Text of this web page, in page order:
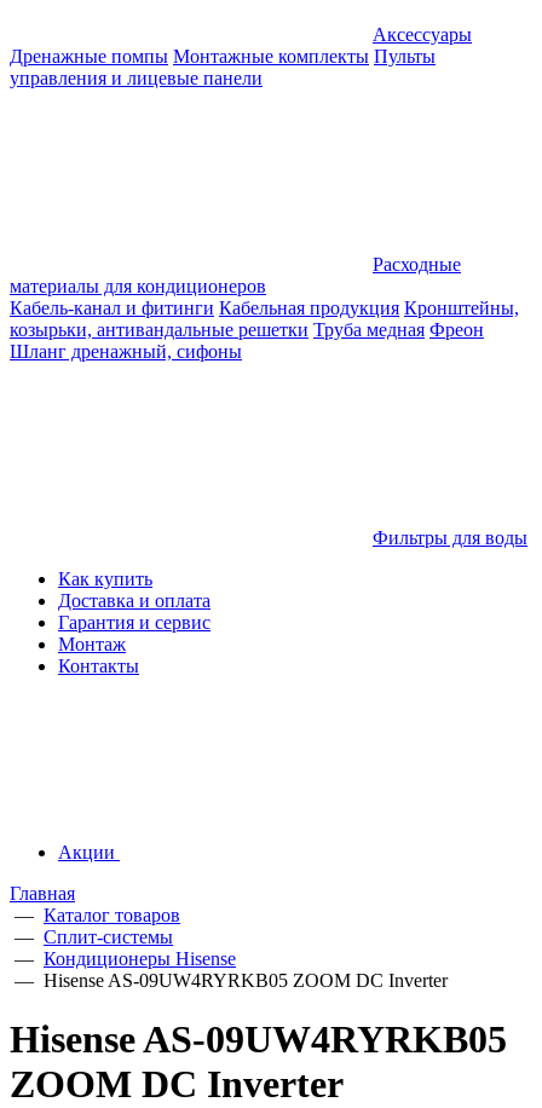
Аксессуары
Дренажные помпы Монтажные комплекты Пульты
управления и лицевые панели
Расходные
материалы для кондиционеров
Кабель-канал и фитинги Кабельная продукция Кронштейны,
козырьки, антивандальные решетки Труба медная Фреон
Шланг дренажный, сифоны
Фильтры для воды
Как купить
Доставка и оплата
Гарантия и сервис
Монтаж
Контакты
Акции
Главная
— Каталог товаров
— Сплит-системы
— Кондиционеры Hisense
— Hisense AS-09UW4RYRKB05 ZOOM DC Inverter
Hisense AS-09UW4RYRKB05
ZOOM DC Inverter